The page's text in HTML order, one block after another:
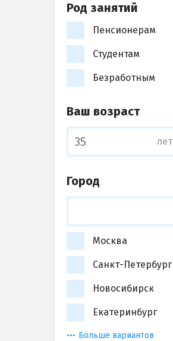
Род занятий
Пенсионерам
Студентам
Безработным
Ваш возраст
лет
Город
Москва
Санкт-Петербург
Новосибирск
Екатеринбург
Больше вариантов